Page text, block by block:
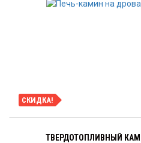
СКИДКА!
ТВЕРДОТОПЛИВНЫЙ